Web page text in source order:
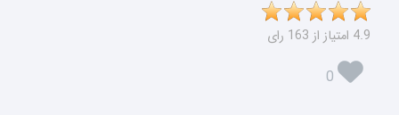
4.9 امتیاز از 163 رای
0